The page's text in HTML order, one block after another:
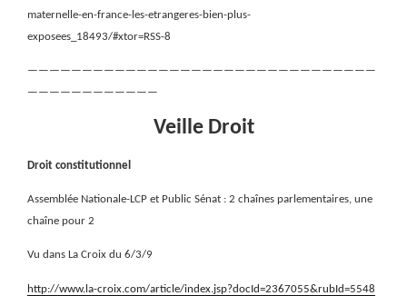
maternelle-en-france-les-etrangeres-bien-plus-
exposees_18493/#xtor=RSS-8
————————————————————————————————
————————————
Veille Droit
Droit constitutionnel
Assemblée Nationale-LCP et Public Sénat : 2 chaînes parlementaires, une
chaîne pour 2
Vu dans La Croix du 6/3/9
http://www.la-croix.com/article/index.jsp?docId=2367055&rubId=5548